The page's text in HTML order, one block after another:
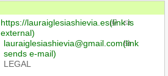
Información del contacto
Dirección: Coronación de la Virgen
Blanca Kalea, 21, bajo, 01012 Vitoria-
Gasteiz, Álava
Teléfono : +34 654 57 38 94
https://lauraiglesiashievia.es(link is
external)
lauraiglesiashievia@gmail.com(link
sends e-mail)
LEGAL